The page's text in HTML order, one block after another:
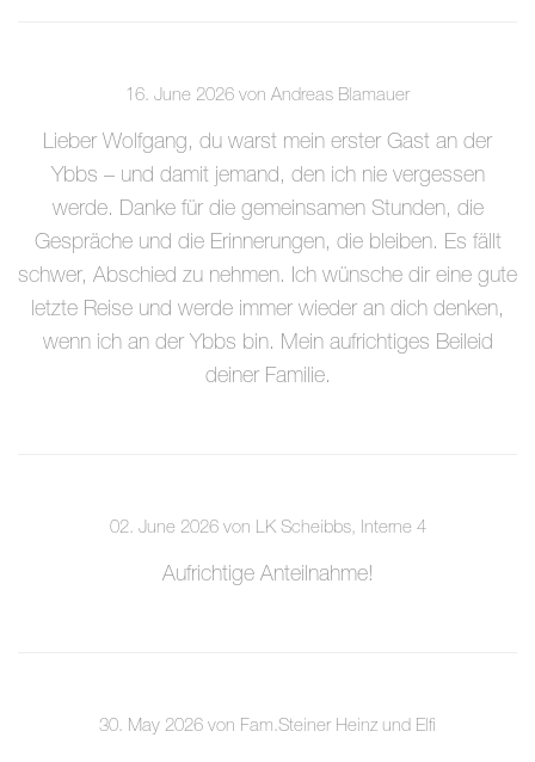
16. June 2026 von Andreas Blamauer
Lieber Wolfgang, du warst mein erster Gast an der
Ybbs – und damit jemand, den ich nie vergessen
werde. Danke für die gemeinsamen Stunden, die
Gespräche und die Erinnerungen, die bleiben. Es fällt
schwer, Abschied zu nehmen. Ich wünsche dir eine gute
letzte Reise und werde immer wieder an dich denken,
wenn ich an der Ybbs bin. Mein aufrichtiges Beileid
deiner Familie.
02. June 2026 von LK Scheibbs, Interne 4
Aufrichtige Anteilnahme!
30. May 2026 von Fam.Steiner Heinz und Elfi